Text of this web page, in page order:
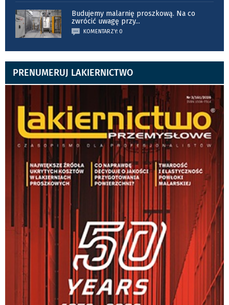
Budujemy malarnię proszkową. Na co
zwrócić uwagę przy...
KOMENTARZY: 0
PRENUMERUJ LAKIERNICTWO